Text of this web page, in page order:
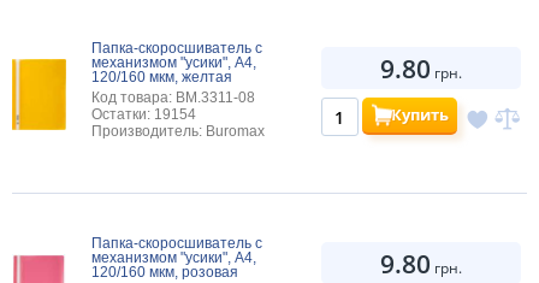
Папка-скоросшиватель с
механизмом "усики", А4,
120/160 мкм, желтая
Код товара: BM.3311-08
Остатки: 19154
Производитель: Buromax
9.80 грн.
Купить
Папка-скоросшиватель с
механизмом "усики", А4,
120/160 мкм, розовая
9.80 грн.